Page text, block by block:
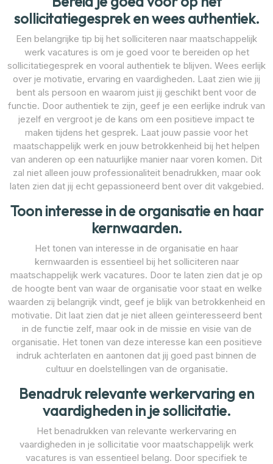
sollicitatiegesprek en wees authentiek.
Een belangrijke tip bij het solliciteren naar maatschappelijk
werk vacatures is om je goed voor te bereiden op het
sollicitatiegesprek en vooral authentiek te blijven. Wees eerlijk
over je motivatie, ervaring en vaardigheden. Laat zien wie jij
bent als persoon en waarom juist jij geschikt bent voor de
functie. Door authentiek te zijn, geef je een eerlijke indruk van
jezelf en vergroot je de kans om een positieve impact te
maken tijdens het gesprek. Laat jouw passie voor het
maatschappelijk werk en jouw betrokkenheid bij het helpen
van anderen op een natuurlijke manier naar voren komen. Dit
zal niet alleen jouw professionaliteit benadrukken, maar ook
laten zien dat jij echt gepassioneerd bent over dit vakgebied.
Toon interesse in de organisatie en haar
kernwaarden.
Het tonen van interesse in de organisatie en haar
kernwaarden is essentieel bij het solliciteren naar
maatschappelijk werk vacatures. Door te laten zien dat je op
de hoogte bent van waar de organisatie voor staat en welke
waarden zij belangrijk vindt, geef je blijk van betrokkenheid en
motivatie. Dit laat zien dat je niet alleen geïnteresseerd bent
in de functie zelf, maar ook in de missie en visie van de
organisatie. Het tonen van deze interesse kan een positieve
indruk achterlaten en aantonen dat jij goed past binnen de
cultuur en doelstellingen van de organisatie.
Benadruk relevante werkervaring en
vaardigheden in je sollicitatie.
Het benadrukken van relevante werkervaring en
vaardigheden in je sollicitatie voor maatschappelijk werk
vacatures is van essentieel belang. Door specifiek te